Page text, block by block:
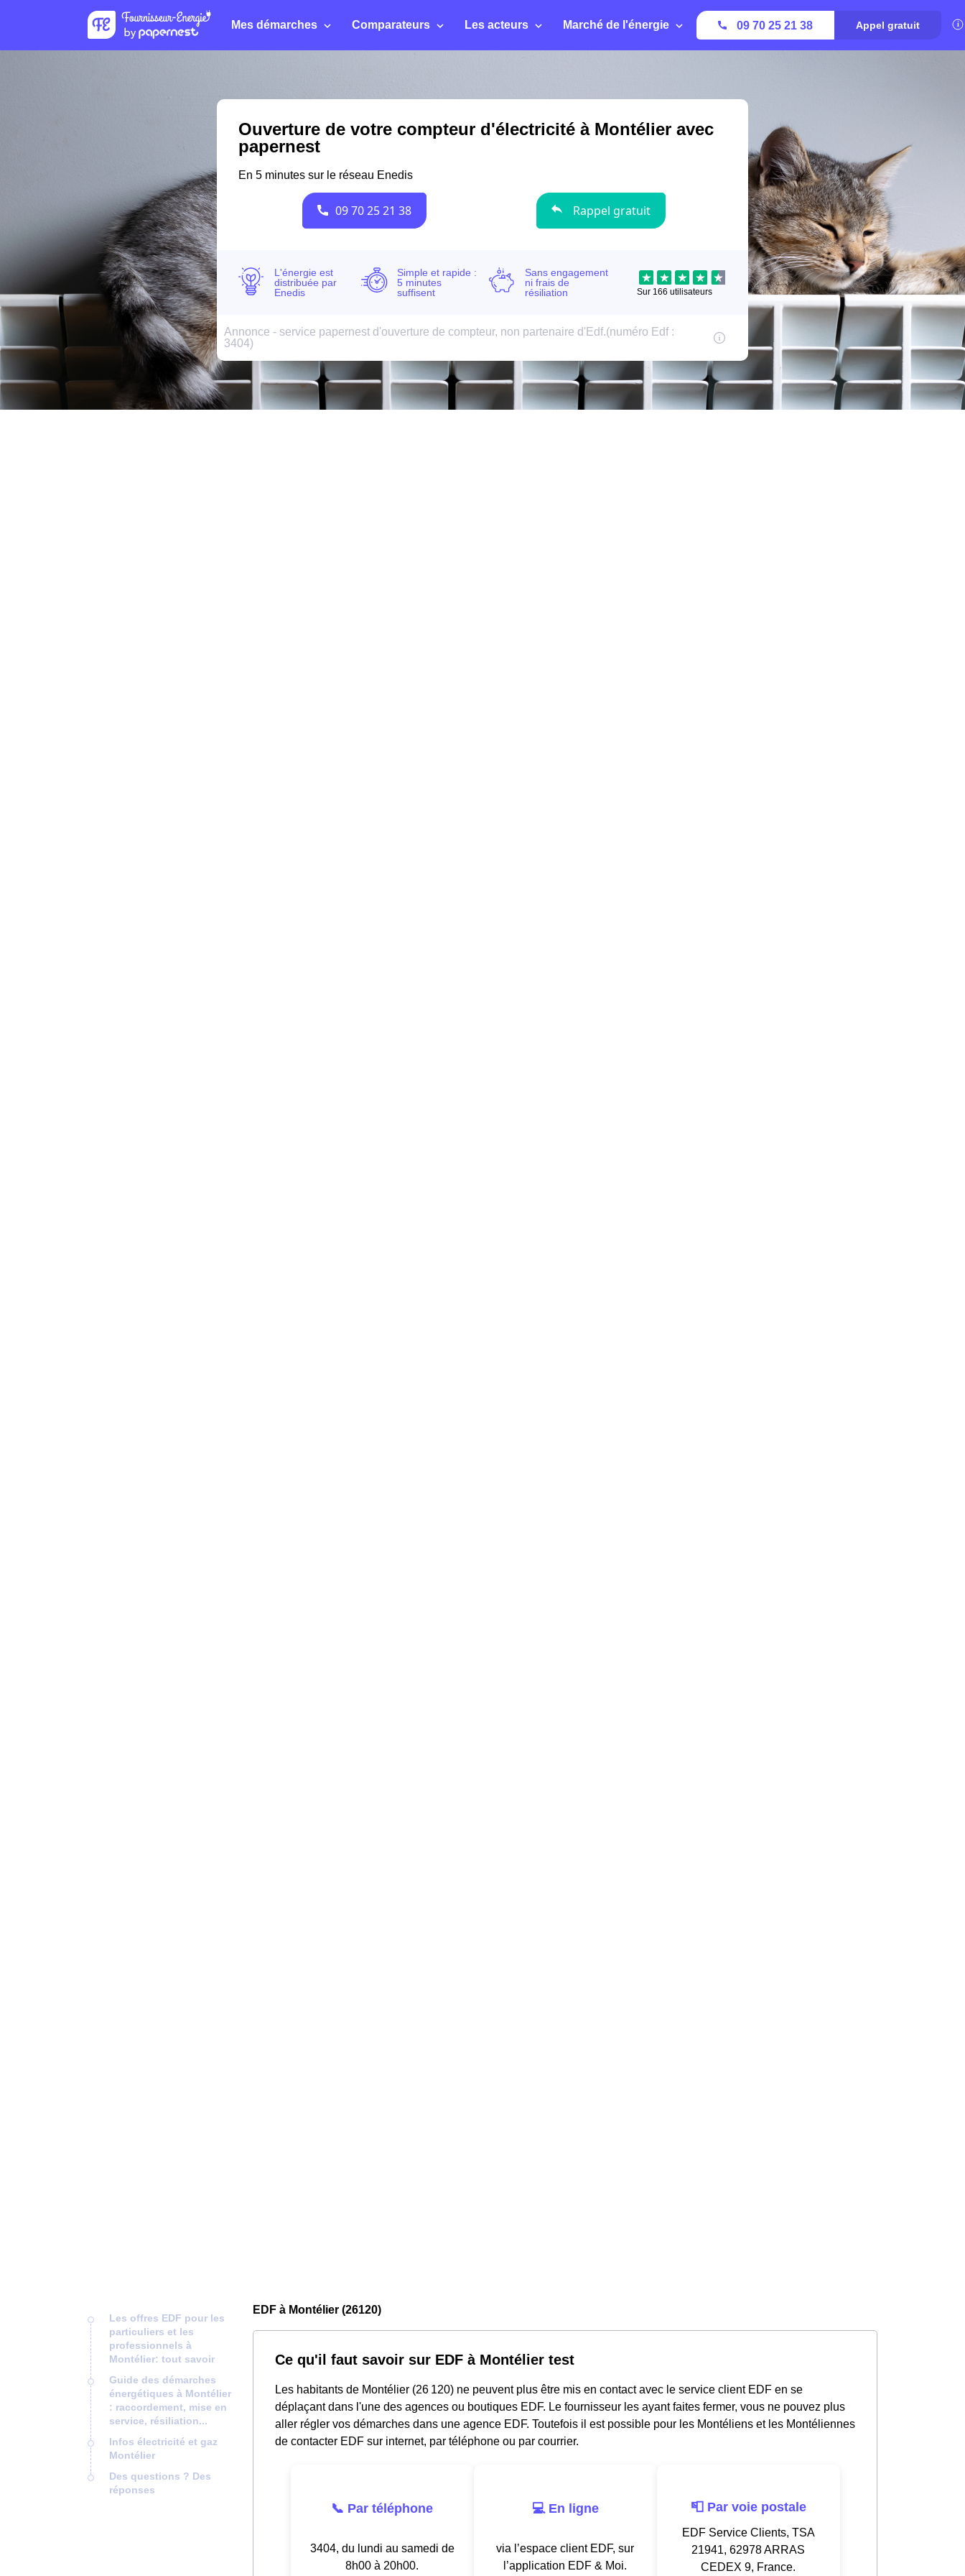
Mes démarches Comparateurs Les acteurs Marché de l'énergie 09 70 25 21 38 Appel gratuit
Les offres EDF pour les
particuliers et les
professionnels à
Montélier: tout savoir
Guide des démarches
énergétiques à Montélier
: raccordement, mise en
service, résiliation...
Infos électricité et gaz
Montélier
Des questions ? Des
réponses
EDF à Montélier (26120)
Ce qu'il faut savoir sur EDF à Montélier test
Les habitants de Montélier (26 120) ne peuvent plus être mis en contact avec le service client EDF en se
déplaçant dans l'une des agences ou boutiques EDF. Le fournisseur les ayant faites fermer, vous ne pouvez plus
aller régler vos démarches dans une agence EDF. Toutefois il est possible pour les Montéliens et les Montéliennes
de contacter EDF sur internet, par téléphone ou par courrier.
📞 Par téléphone
3404, du lundi au samedi de
8h00 à 20h00.
💻 En ligne
via l’espace client EDF, sur
l’application EDF & Moi.
📮 Par voie postale
EDF Service Clients, TSA
21941, 62978 ARRAS
CEDEX 9, France.